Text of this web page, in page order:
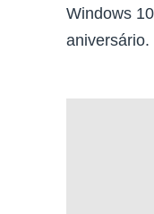
Windows
aniversário.